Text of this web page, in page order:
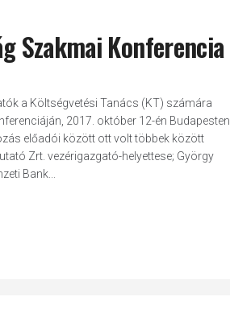
Szakmai Konferencia
a Költségvetési Tanács (KT) számára
2017. október 12-én Budapesten,
előadói között ott volt többek között
Zrt. vezérigazgató-helyettese; György
Bank...